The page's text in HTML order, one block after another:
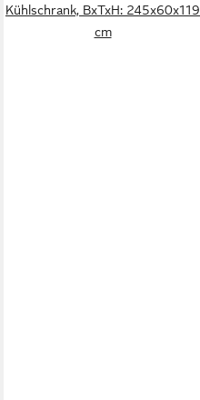
Kühlschrank, BxTxH: 245x60x119
cm